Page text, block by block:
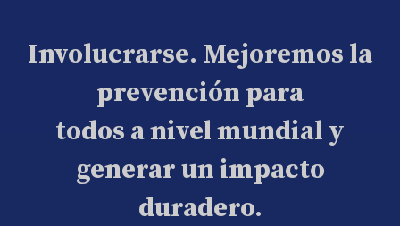
Involucrarse. Mejoremos la
prevención para
todos a nivel mundial y
generar un impacto
duradero.